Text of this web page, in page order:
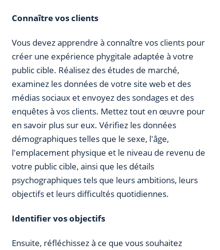
Connaître vos clients
Vous devez apprendre à connaître vos clients pour
créer une expérience phygitale adaptée à votre
public cible. Réalisez des études de marché,
examinez les données de votre site web et des
médias sociaux et envoyez des sondages et des
enquêtes à vos clients. Mettez tout en œuvre pour
en savoir plus sur eux. Vérifiez les données
démographiques telles que le sexe, l'âge,
l'emplacement physique et le niveau de revenu de
votre public cible, ainsi que les détails
psychographiques tels que leurs ambitions, leurs
objectifs et leurs difficultés quotidiennes.
Identifier vos objectifs
Ensuite, réfléchissez à ce que vous souhaitez